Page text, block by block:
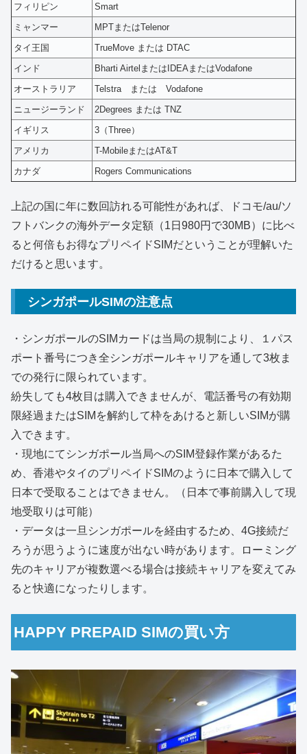
フィリピン
Smart
ミャンマー
MPTまたはTelenor
タイ王国
TrueMove または DTAC
インド
Bharti AirtelまたはIDEAまたはVodafone
オーストラリア
Telstra または Vodafone
ニュージーランド
2Degrees または TNZ
イギリス
3（Three）
アメリカ
T-MobileまたはAT&T
カナダ
Rogers Communications
上記の国に年に数回訪れる可能性があれば、ドコモ/au/ソ
フトバンクの海外データ定額（1日980円で30MB）に比べ
ると何倍もお得なプリペイドSIMだということが理解いた
だけると思います。
シンガポールSIMの注意点
・シンガポールのSIMカードは当局の規制により、１パス
ポート番号につき全シンガポールキャリアを通して3枚ま
での発行に限られています。
紛失しても4枚目は購入できませんが、電話番号の有効期
限経過またはSIMを解約して枠をあけると新しいSIMが購
入できます。
・現地にてシンガポール当局へのSIM登録作業があるた
め、香港やタイのプリペイドSIMのように日本で購入して
日本で受取ることはできません。（日本で事前購入して現
地受取りは可能）
・データは一旦シンガポールを経由するため、4G接続だ
ろうが思うように速度が出ない時があります。ローミング
先のキャリアが複数選べる場合は接続キャリアを変えてみ
ると快適になったりします。
HAPPY PREPAID SIMの買い方